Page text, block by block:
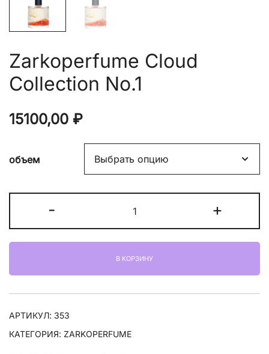
Zarkoperfume Cloud
Collection No.1
15100,00 ₽
объем
-
товара
Zarkoperfume
Collection
No.1
+
В КОРЗИНУ
АРТИКУЛ: 353
КАТЕГОРИЯ: ZARKOPERFUME